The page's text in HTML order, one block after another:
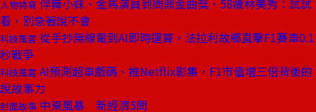
人物特寫 伴舞小妹、金馬演員到問鼎金曲獎，58歲林美秀：試試
看，別急著說不會
科技風雲 從手抄無線電到AI即時運算，法拉利故鄉直擊F1賽車0.1
秒戰爭
科技風雲 AI預測超車戲碼、推Netflix影集，F1市值增三倍背後的
說故事力
封面故事 中東風暴 新經濟5問